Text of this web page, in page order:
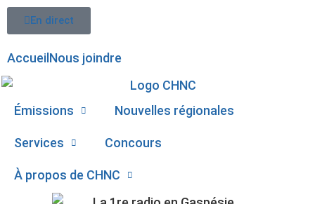
En direct
Accueil Nous joindre
Émissions Nouvelles régionales
Services Concours
À propos de CHNC